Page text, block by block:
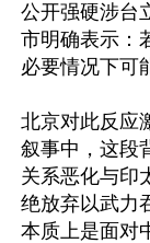
公开强硬涉台
市明确表示：
必要情况下可
北京对此反应
叙事中，这段
关系恶化与印
绝放弃以武力
本质上是面对